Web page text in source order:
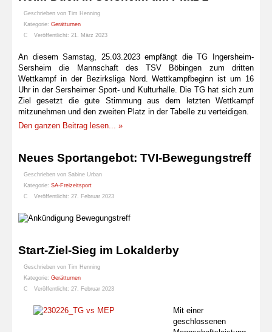
Geschrieben von Tim Henning
Kategorie: Gerätturnen
Veröffentlicht: 21. März 2023
An diesem Samstag, 25.03.2023 empfängt die TG Ingersheim-
Sersheim die Mannschaft des TSV Böbingen zum dritten
Wettkampf in der Bezirksliga Nord. Wettkampfbeginn ist um 16
Uhr in der Sersheimer Sport- und Kulturhalle. Die TG hat sich zum
Ziel gesetzt die gute Stimmung aus dem letzten Wettkampf
mitzunehmen und den zweiten Platz in der Tabelle zu verteidigen.
Den ganzen Beitrag lesen... »
Neues Sportangebot: TVI-Bewegungstreff
Geschrieben von Sabine Urban
Kategorie: SA-Freizeitsport
Veröffentlicht: 27. Februar 2023
Start-Ziel-Sieg im Lokalderby
Geschrieben von Tim Henning
Kategorie: Gerätturnen
Veröffentlicht: 27. Februar 2023
Mit einer
geschlossenen